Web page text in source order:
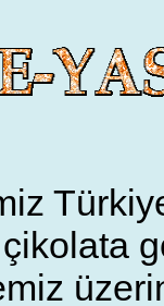
çikolata